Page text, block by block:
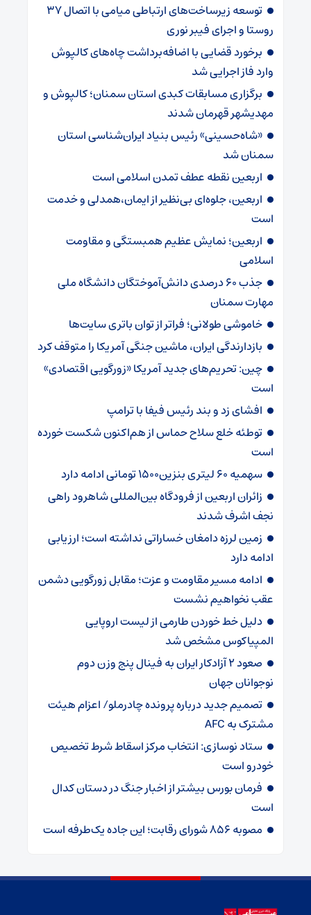
توسعه زیرساخت‌های ارتباطی میامی با اتصال ۳۷
روستا و اجرای فیبر نوری
برخورد قضایی با اضافه‌برداشت چاه‌های کالپوش
وارد فاز اجرایی شد
برگزاری مسابقات کبدی استان سمنان؛ کالپوش و
مهدیشهر قهرمان شدند
«شاه‌حسینی» رئیس بنیاد ایران‌شناسی استان
سمنان شد
اربعین نقطه عطف تمدن اسلامی است
اربعین، جلوه‌ای بی‌نظیر از ایمان،همدلی و خدمت
است
اربعین؛ نمایش عظیم همبستگی و مقاومت
اسلامی
جذب ۶۰ درصدی دانش‌آموختگان دانشگاه ملی
مهارت سمنان
خاموشی طولانی؛ فراتر از توان باتری سایت‌ها
بازدارندگی ایران، ماشین جنگی آمریکا را متوقف کرد
چین: تحریم‌های جدید آمریکا «زورگویی اقتصادی»
است
افشای زد و بند رئیس فیفا با ترامپ
توطئه خلع سلاح حماس از هم‌اکنون شکست خورده
است
سهمیه ۶۰ لیتری بنزین۱۵۰۰ تومانی ادامه دارد
زائران اربعین از فرودگاه بین‌المللی شاهرود راهی
نجف اشرف شدند
زمین لرزه دامغان خساراتی نداشته است؛ ارزیابی
ادامه دارد
ادامه مسیر مقاومت و عزت؛ مقابل زورگویی دشمن
عقب نخواهیم نشست
دلیل خط خوردن طارمی از لیست اروپایی
المپیاکوس مشخص شد
صعود ۲ آزادکار ایران به فینال پنج وزن دوم
نوجوانان جهان
تصمیم جدید درباره پرونده چادرملو/ اعزام هیئت
مشترک به AFC
ستاد نوسازی: انتخاب مرکز اسقاط شرط تخصیص
خودرو است
فرمان بورس بیشتر از اخبار جنگ در دستان کدال
است
مصوبه ۸۵۶ شورای رقابت؛ این جاده یک‌طرفه است